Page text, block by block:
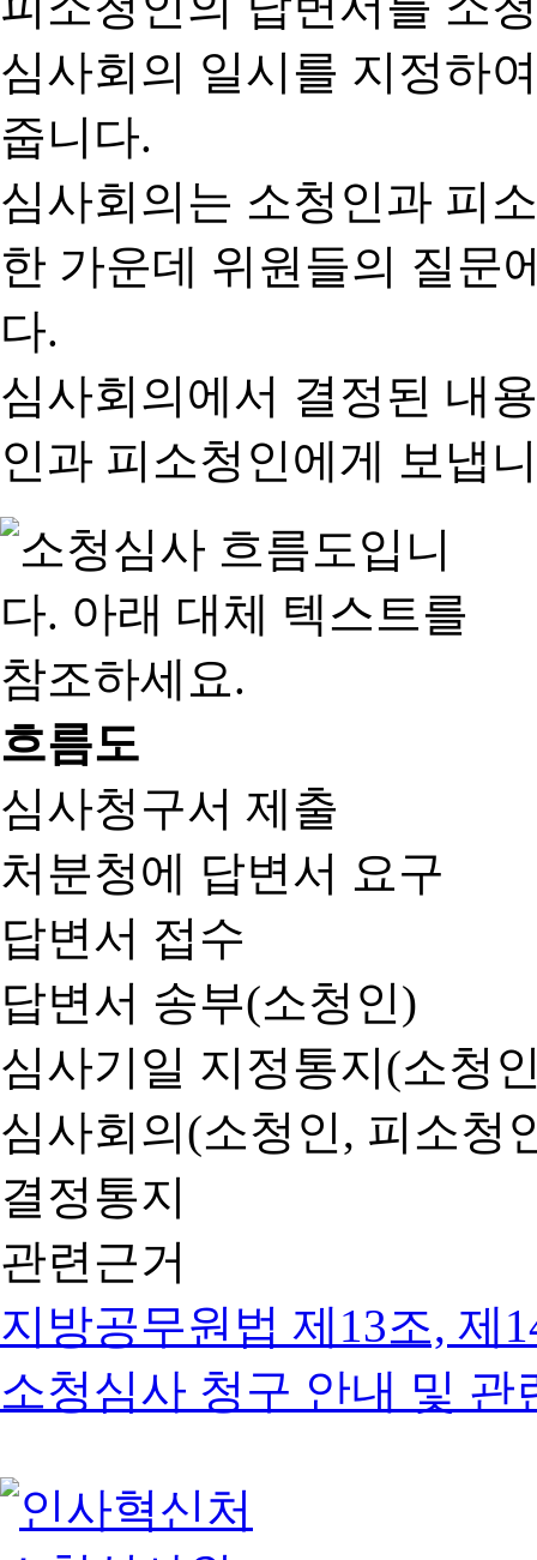
심사회의 일시를 지정하
줍니다.
심사회의는 소청인과 피
한 가운데 위원들의 질문
다.
심사회의에서 결정된 내
인과 피소청인에게 보냅
흐름도
심사청구서 제출
처분청에 답변서 요구
답변서 접수
답변서 송부(소청인)
심사기일 지정통지(소청
심사회의(소청인, 피소청
결정통지
관련근거
지방공무원법 제13조, 제
소청심사 청구 안내 및 관